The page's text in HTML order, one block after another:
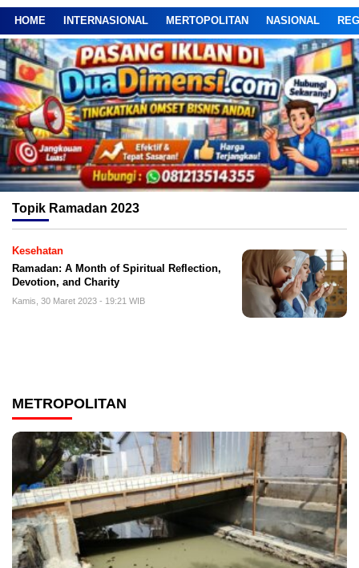
HOME INTERNASIONAL MERTOPOLITAN NASIONAL
Topik Ramadan 2023
Kesehatan
Ramadan: A Month of Spiritual Reflection,
Devotion, and Charity
Kamis, 30 Maret 2023 - 19:21 WIB
METROPOLITAN